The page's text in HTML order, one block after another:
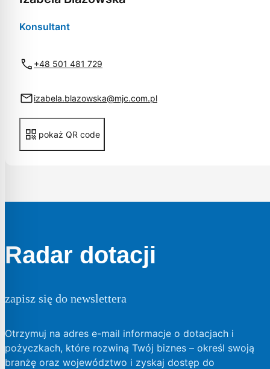
Konsultant
+48 501 481 729
izabela.blazowska@mjc.com.pl
pokaż QR code
Radar dotacji
zapisz się do newslettera
Otrzymuj na adres e-mail informacje o dotacjach i
pożyczkach, które rozwiną Twój biznes – określ swoją
branżę oraz województwo i zyskaj dostęp do